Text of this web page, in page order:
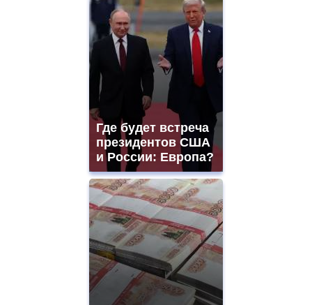
Где будет встреча
президентов США
и России: Европа?